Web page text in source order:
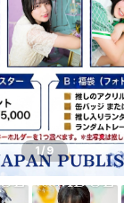
1/9